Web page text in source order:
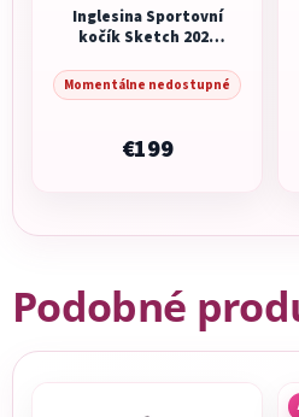
Inglesina Sportovní
kočík Sketch 2026
Momentálne nedostupné
€199
Podobné